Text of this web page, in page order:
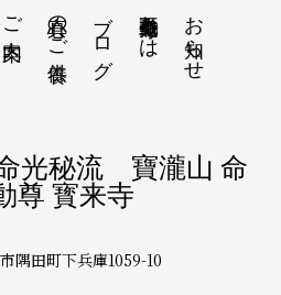
お知らせ
命光不動尊とは
ブログ
真心のご供養
ご案内
光秘流 寶瀧山 命
尊 寳来寺
隅田町下兵庫1059-10